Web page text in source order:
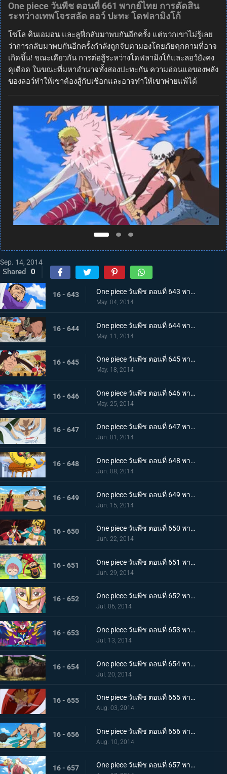
One piece วันพีช ตอนที่ 661 พากย์ไทย การตัดสิน
ระหว่างเทพโจรสลัด ลอว์ ปะทะ โดฟลามิงโก้
โซโล คินเอมอน และลูฟี่กลับมาพบกันอีกครั้ง แต่พวกเขาไม่รู้เลย
ว่าการกลับมาพบกันอีกครั้งกำลังถูกจับตามองโดยภัยคุกคามที่อาจ
เกิดขึ้น! ขณะเดียวกัน การต่อสู้ระหว่างโดฟลามิงโก้และลอว์ยังคง
ดุเดือด ในขณะที่มหาอำนาจทั้งสองปะทะกัน ความอ่อนแอของพลัง
ของลอว์ทำให้เขาต้องสู้กับเชือกและอาจทำให้เขาพ่ายแพ้ได้
Sep. 14, 2014
Shared 0
16 - 643 One piece วันพีช ตอนที่ 643 พากย์ไทย สะเทือนทั่วฟ้าดิน! พลังที่แท้จริงของพลเรือเอกฟูจิโทระ
May. 04, 2014
16 - 644 One piece วันพีช ตอนที่ 644 พากย์ไทย หมัดแห่งความโกรธ! คนยักษ์ ปะทะ ลูซี่
May. 11, 2014
16 - 645 One piece วันพีช ตอนที่ 645 พากย์ไทย ระเบิดปืนใหญ่ทำลายล้าง! ลูซี่เจอวิกฤติ
May. 18, 2014
16 - 646 One piece วันพีช ตอนที่ 646 พากย์ไทย โจรสลัดในตำนาน ดอนชินเจียว!
May. 25, 2014
16 - 647 One piece วันพีช ตอนที่ 647 พากย์ไทย แสงและเงา ความมืดที่แฝงตัวอยู่ในเดรสโรซ่า!
Jun. 01, 2014
16 - 648 One piece วันพีช ตอนที่ 648 พากย์ไทย บุกแดนศัตรู อุโซแลนด์ฮีโร่ในตำนาน
Jun. 08, 2014
16 - 649 One piece วันพีช ตอนที่ 649 พากย์ไทย การตัดสินอันดุเดือด ลูซี่ ปะทะ ชิงเจียว
Jun. 15, 2014
16 - 650 One piece วันพีช ตอนที่ 650 พากย์ไทย ลูฟี่ และรีเบคก้านักดาบผู้โชคร้าย
Jun. 22, 2014
16 - 651 One piece วันพีช ตอนที่ 651 พากย์ไทย จะปกป้องจนถึงที่สุด! รีเบคก้าและหุ่นทหารของเล่น
Jun. 29, 2014
16 - 652 One piece วันพีช ตอนที่ 652 พากย์ไทย สมรภูมิสุดท้าย บล็อก D เปิดฉากการต่อสู้
Jul. 06, 2014
16 - 653 One piece วันพีช ตอนที่ 653 พากย์ไทย ตัดสิน! โจร่า ปะทะ กลุ่มหมวกฟาง
Jul. 13, 2014
16 - 654 One piece วันพีช ตอนที่ 654 พากย์ไทย ดาบอันงดงาม! คาเวนดิชผู้ขี่ม้าขาว!
Jul. 20, 2014
16 - 655 One piece วันพีช ตอนที่ 655 พากย์ไทย การขับเคี่ยวครั้งใหญ่! ซันจิ ปะทะ โดฟลามิงโก้
Aug. 03, 2014
16 - 656 One piece วันพีช ตอนที่ 656 พากย์ไทย ท่าไม้ตายของรีเบคก้า! ระบำดาบวารีหวนกลับ
Aug. 10, 2014
16 - 657 One piece วันพีช ตอนที่ 657 พากย์ไทย นักสู้จอมโหด! โลแกน ปะทะ รีเบคก้า